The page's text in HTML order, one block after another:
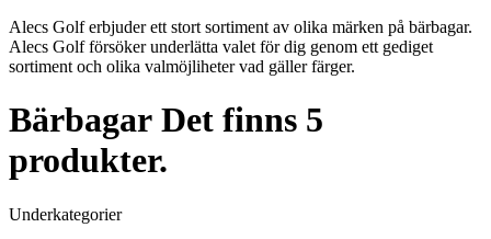
Alecs Golf erbjuder ett stort sortiment av olika märken på bärbagar.
Alecs Golf försöker underlätta valet för dig genom ett gediget
sortiment och olika valmöjliheter vad gäller färger.
Bärbagar Det finns 5
produkter.
Underkategorier